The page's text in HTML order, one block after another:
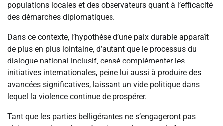
populations locales et des observateurs quant à l’efficacité
des démarches diplomatiques.
Dans ce contexte, l’hypothèse d’une paix durable apparaît
de plus en plus lointaine, d’autant que le processus du
dialogue national inclusif, censé complémenter les
initiatives internationales, peine lui aussi à produire des
avancées significatives, laissant un vide politique dans
lequel la violence continue de prospérer.
Tant que les parties belligérantes ne s’engageront pas